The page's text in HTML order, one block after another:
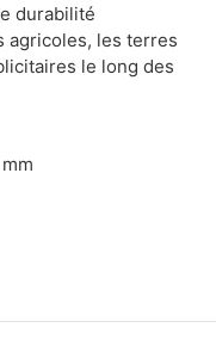
durabilité
agricoles, les terres
le long des